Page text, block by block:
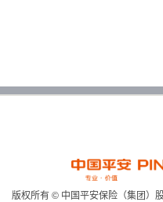
版权所有 © 中国平安保险（集团）